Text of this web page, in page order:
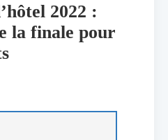
2022 :
la finale pour